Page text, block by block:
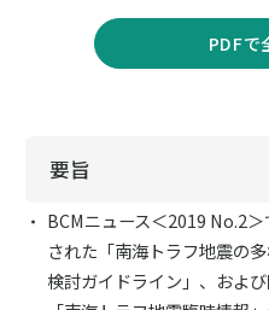
PDFで
要旨
BCMニュース＜2019 No.2
された「南海トラフ地震の
検討ガイドライン」、およ